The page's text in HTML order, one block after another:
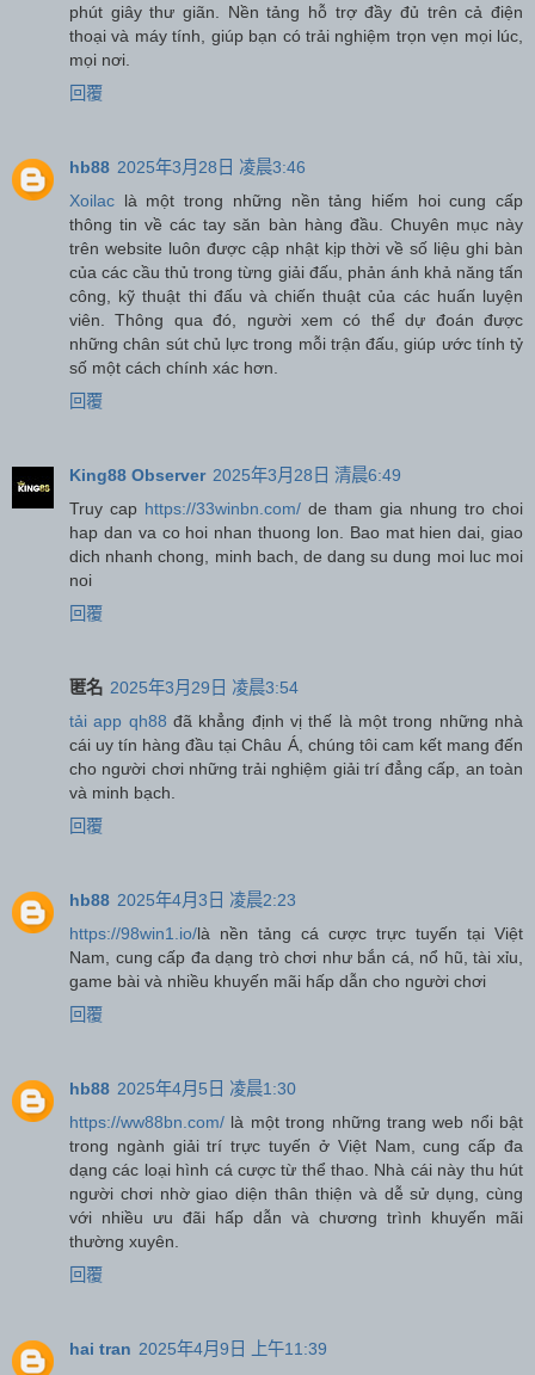
phút giây thư giãn. Nền tảng hỗ trợ đầy đủ trên cả điện
thoại và máy tính, giúp bạn có trải nghiệm trọn vẹn mọi lúc,
mọi nơi.
回覆
hb88 2025年3月28日 凌晨3:46
Xoilac là một trong những nền tảng hiếm hoi cung cấp
thông tin về các tay săn bàn hàng đầu. Chuyên mục này
trên website luôn được cập nhật kịp thời về số liệu ghi bàn
của các cầu thủ trong từng giải đấu, phản ánh khả năng tấn
công, kỹ thuật thi đấu và chiến thuật của các huấn luyện
viên. Thông qua đó, người xem có thể dự đoán được
những chân sút chủ lực trong mỗi trận đấu, giúp ước tính tỷ
số một cách chính xác hơn.
回覆
King88 Observer 2025年3月28日 清晨6:49
Truy cap https://33winbn.com/ de tham gia nhung tro choi
hap dan va co hoi nhan thuong lon. Bao mat hien dai, giao
dich nhanh chong, minh bach, de dang su dung moi luc moi
noi
回覆
匿名 2025年3月29日 凌晨3:54
tải app qh88 đã khẳng định vị thế là một trong những nhà
cái uy tín hàng đầu tại Châu Á, chúng tôi cam kết mang đến
cho người chơi những trải nghiệm giải trí đẳng cấp, an toàn
và minh bạch.
回覆
hb88 2025年4月3日 凌晨2:23
https://98win1.io/là nền tảng cá cược trực tuyến tại Việt
Nam, cung cấp đa dạng trò chơi như bắn cá, nổ hũ, tài xỉu,
game bài và nhiều khuyến mãi hấp dẫn cho người chơi
回覆
hb88 2025年4月5日 凌晨1:30
https://ww88bn.com/ là một trong những trang web nổi bật
trong ngành giải trí trực tuyến ở Việt Nam, cung cấp đa
dạng các loại hình cá cược từ thể thao. Nhà cái này thu hút
người chơi nhờ giao diện thân thiện và dễ sử dụng, cùng
với nhiều ưu đãi hấp dẫn và chương trình khuyến mãi
thường xuyên.
回覆
hai tran 2025年4月9日 上午11:39